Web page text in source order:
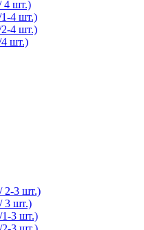
4 шт.)
1-4 шт.)
2-4 шт.)
4 шт.)
2-3 шт.)
3 шт.)
3 шт.)